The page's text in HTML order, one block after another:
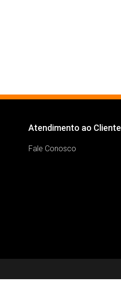
Atendimento ao Cliente
Fale Conosco